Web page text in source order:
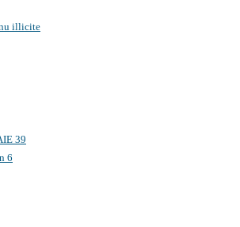
illicite
39
6